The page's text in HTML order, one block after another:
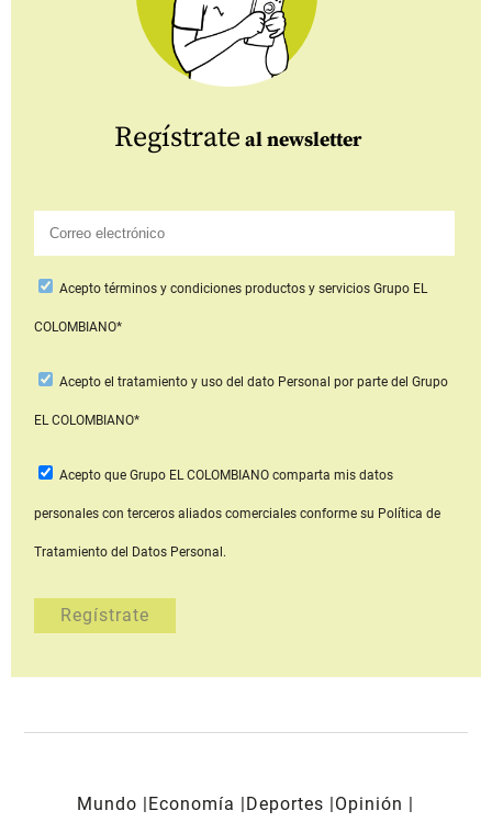
Regístrate al newsletter
Aceptotérminos y condiciones productos y serviciosGrupo EL
COLOMBIANO*
Acepto el tratamiento y uso del dato Personal por parte del Grupo
EL COLOMBIANO*
Acepto que Grupo EL COLOMBIANOcomparta mis datos
personales con terceros aliados comerciales conforme su Política de
Tratamiento del Datos Personal.
Mundo Economía Deportes
Opinión